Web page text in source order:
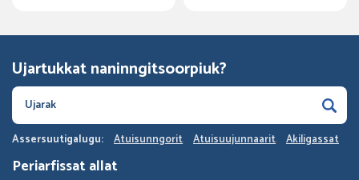
Ujartukkat naninngitsoorpiuk?
Assersuutigalugu: Atuisunngorit Atuisuujunnaarit Akiligassat
Periarfissat allat